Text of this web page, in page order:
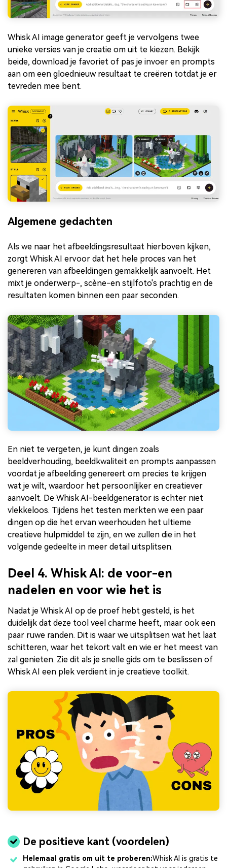
Whisk AI image generator geeft je vervolgens twee
unieke versies van je creatie om uit te kiezen. Bekijk
beide, download je favoriet of pas je invoer en prompts
aan om een gloednieuw resultaat te creëren totdat je er
tevreden mee bent.
Algemene gedachten
Als we naar het afbeeldingsresultaat hierboven kijken,
zorgt Whisk AI ervoor dat het hele proces van het
genereren van afbeeldingen gemakkelijk aanvoelt. Het
mixt je onderwerp-, scène-en stijlfoto's prachtig en de
resultaten komen binnen een paar seconden.
En niet te vergeten, je kunt dingen zoals
beeldverhouding, beeldkwaliteit en prompts aanpassen
voordat je afbeelding genereert om precies te krijgen
wat je wilt, waardoor het persoonlijker en creatiever
aanvoelt. De Whisk AI-beeldgenerator is echter niet
vlekkeloos. Tijdens het testen merkten we een paar
dingen op die het ervan weerhouden het ultieme
creatieve hulpmiddel te zijn, en we zullen die in het
volgende gedeelte in meer detail uitsplitsen.
Deel 4. Whisk AI: de voor-en
nadelen en voor wie het is
Nadat je Whisk AI op de proef hebt gesteld, is het
duidelijk dat deze tool veel charme heeft, maar ook een
paar ruwe randen. Dit is waar we uitsplitsen wat het laat
schitteren, waar het tekort valt en wie er het meest van
zal genieten. Zie dit als je snelle gids om te beslissen of
Whisk AI een plek verdient in je creatieve toolkit.
De positieve kant (voordelen)
Helemaal gratis om uit te proberen:Whisk AI is gratis te